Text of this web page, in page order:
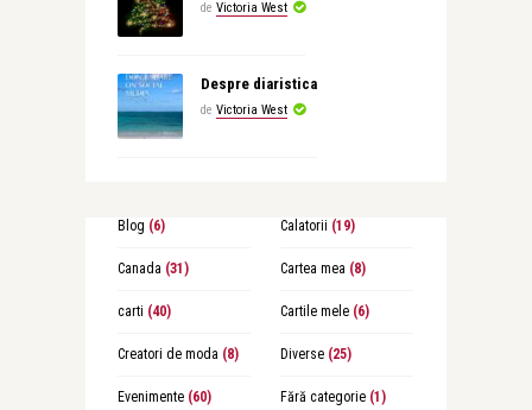
de Victoria West
Despre diaristica
de Victoria West
Blog (6) Calatorii (19)
Canada (31) Cartea mea (8)
carti (40) Cartile mele(6)
Creatori de moda (8) Diverse(25)
Evenimente(60) Fără categorie(1)